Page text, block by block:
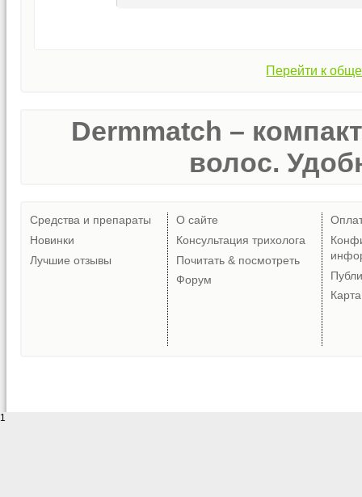
Перейти к
Dermmatch –
волос.
Средства и препараты
Новинки
Лучшие отзывы
О сайте
Консультация трихолога
Почитать & посмотреть
Форум
1